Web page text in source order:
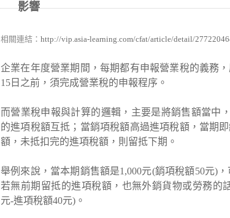
影響
相關連結： http://vip.asia-learning.com/cfat/article/detail/
企業在年度營業期間，每期都有申報營業稅的義務
15日之前，須完成營業稅的申報程序。
而營業稅申報與計算的邏輯，主要是將銷售額當中
的進項稅額互抵；當銷項稅額高過進項稅額，當期
額，未抵扣完的進項稅額，則留抵下期。
舉例來說，當本期銷售額是1,000元(銷項稅額50元)
若無前期留抵的進項稅額，也無外銷貨物或勞務的
元-進項稅額40元)。